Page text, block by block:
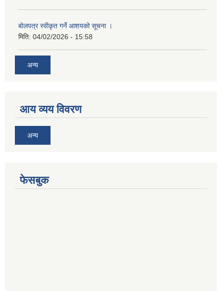
बोलपत्र स्वीकृत गर्ने आशयको सूचना ।
मिति: 04/02/2026 - 15:58
अन्य
आय व्यय विवरण
अन्य
फेसबुक